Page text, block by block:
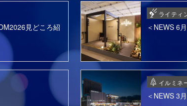
見どころ紹
ライティ
＜NEWS 6
イルミネ
＜NEWS 3